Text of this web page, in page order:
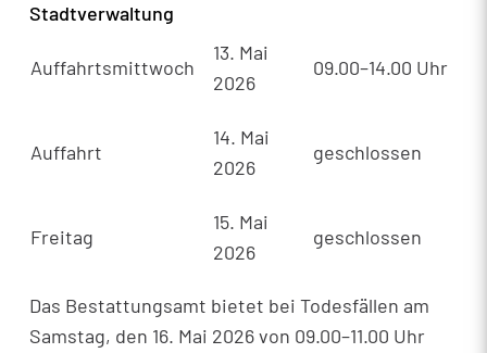
Stadtverwaltung
Auffahrtsmittwoch
13. Mai
2026
09.00–14.00 Uhr
Auffahrt
14. Mai
2026
geschlossen
Freitag
15. Mai
2026
geschlossen
Das Bestattungsamt bietet bei Todesfällen am
Samstag, den 16. Mai 2026 von 09.00–11.00 Uhr